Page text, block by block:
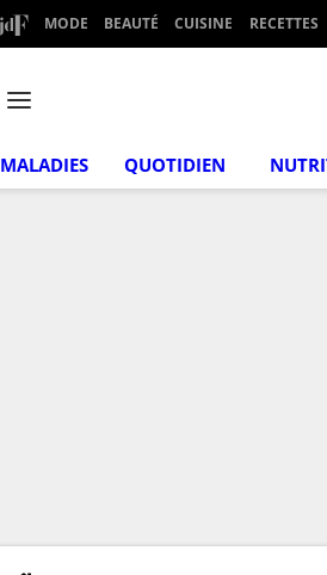
MODE BEAUTÉ CUISINE RECETTES
MALADIES QUOTIDIEN